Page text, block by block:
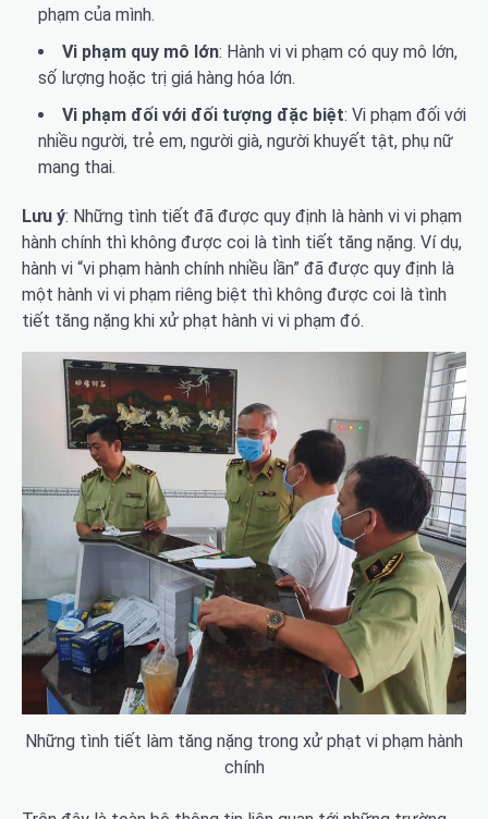
phạm của mình.
Vi phạm quy mô lớn: Hành vi vi phạm có quy mô lớn,
số lượng hoặc trị giá hàng hóa lớn.
Vi phạm đối với đối tượng đặc biệt: Vi phạm đối với
nhiều người, trẻ em, người già, người khuyết tật, phụ nữ
mang thai.
Lưu ý: Những tình tiết đã được quy định là hành vi vi phạm
hành chính thì không được coi là tình tiết tăng nặng. Ví dụ,
hành vi “vi phạm hành chính nhiều lần” đã được quy định là
một hành vi vi phạm riêng biệt thì không được coi là tình
tiết tăng nặng khi xử phạt hành vi vi phạm đó.
Những tình tiết làm tăng nặng trong xử phạt vi phạm hành
chính